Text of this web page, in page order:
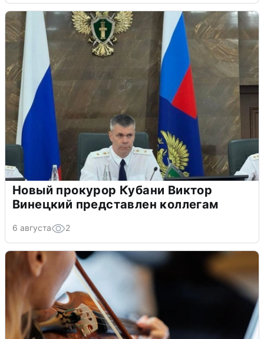
Новый прокурор Кубани Виктор
Винецкий представлен коллегам
6 августа 2